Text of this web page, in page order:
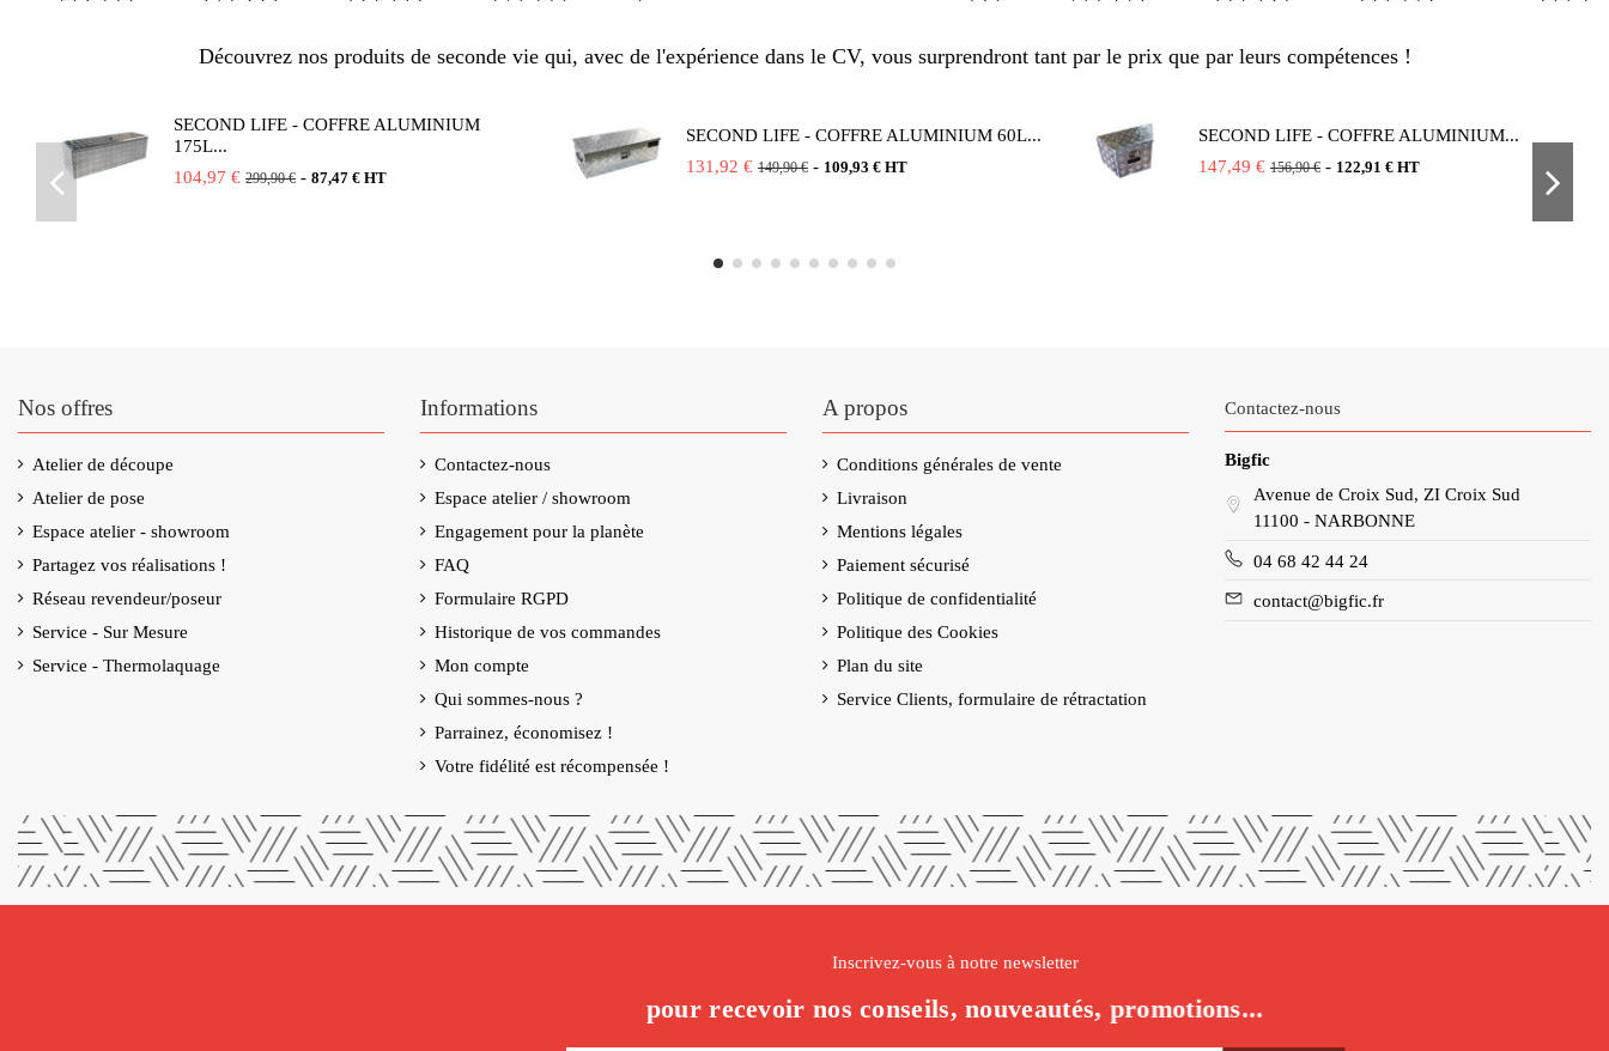
Découvrez nos produits de seconde vie qui, avec de l'expérience dans le CV, vous surprendront tant par le prix que par leurs compétences !
SECOND LIFE - COFFRE ALUMINIUM
175L...
104,97 € 299,90 € - 87,47 € HT
SECOND LIFE - COFFRE ALUMINIUM 60L...
131,92 € 149,90 € - 109,93 € HT
SECOND LIFE - COFFRE ALUMINIUM...
147,49 € 156,90 € - 122,91 € HT
Nos offres
Atelier de découpe
Atelier de pose
Espace atelier - showroom
Partagez vos réalisations !
Réseau revendeur/poseur
Service - Sur Mesure
Service - Thermolaquage
Informations
Contactez-nous
Espace atelier / showroom
Engagement pour la planète
FAQ
Formulaire RGPD
Historique de vos commandes
Mon compte
Qui sommes-nous ?
Parrainez, économisez !
Votre fidélité est récompensée !
A propos
Conditions générales de vente
Livraison
Mentions légales
Paiement sécurisé
Politique de confidentialité
Politique des Cookies
Plan du site
Service Clients, formulaire de rétractation
Contactez-nous
Bigfic
Avenue de Croix Sud, ZI Croix Sud
11100 - NARBONNE
04 68 42 44 24
contact@bigfic.fr
Inscrivez-vous à notre newsletter
pour recevoir nos conseils, nouveautés, promotions...